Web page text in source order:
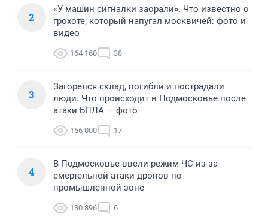
2
«У машин сигналки заорали». Что известно о
грохоте, который напугал москвичей: фото и
видео
164 160 38
3
Загорелся склад, погибли и пострадали
люди. Что происходит в Подмосковье после
атаки БПЛА — фото
156 000 17
4
В Подмосковье ввели режим ЧС из-за
смертельной атаки дронов по
промышленной зоне
130 896 6